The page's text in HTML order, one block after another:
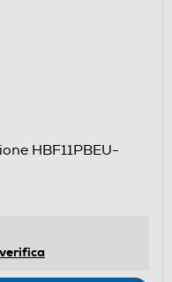
HBF11PBEU-
verifica